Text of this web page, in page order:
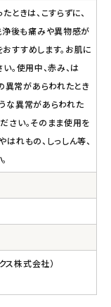
ときは、こすらずに、
浄後も痛みや異物感が
すすめします。お肌に
。使用中、赤み、は
異常があらわれたとき
な異常があらわれた
さい。そのまま使用を
れもの、しっしん等、
ス株式会社）